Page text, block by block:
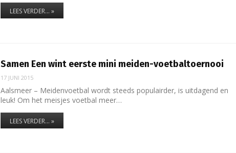
LEES VERDER... »
Samen Een wint eerste mini meiden-voetbaltoernooi
17 JUNI 2015
Aalsmeer – Meidenvoetbal wordt steeds populairder, is uitdagend en
leuk! Om het meisjes voetbal meer…
LEES VERDER... »